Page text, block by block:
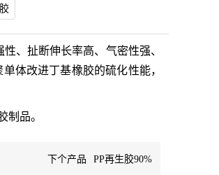
、扯断伸长率高、气密性强、
体改进丁基橡胶的硫化性能，
制品。
下个产品 PP再生胶90%